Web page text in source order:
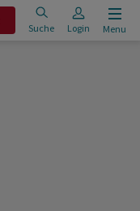
Suche Login Menu